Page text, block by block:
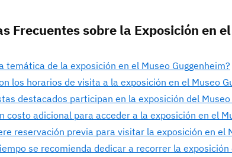
Frecuentes sobre la Exposición en
temática de la exposición en el Museo Guggenheim?
los horarios de visita a la exposición en el Museo
destacados participan en la exposición del Museo
costo adicional para acceder a la exposición en el
reservación previa para visitar la exposición en el
se recomienda dedicar a recorrer la exposición